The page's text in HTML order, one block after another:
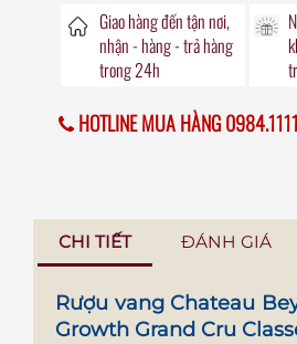
Giao hàng đếntận nơi,
nhận - hàng - trả hàng
trong24h
HOTLINE MUA HÀNG
CHI TIẾT ĐÁNH GIÁ
Rượu vang Chateau
Growth Grand Cru